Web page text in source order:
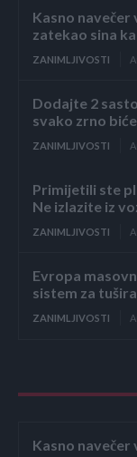
Kasno navečer
zatekao sina
ZANIMLJIVOSTI
Dodajte 2
svako zrno
ZANIMLJIVOSTI
Primijetili ste
Ne izlazite iz
ZANIMLJIVOSTI
Evropa
sistem za
ZANIMLJIVOSTI
Kasno navečer